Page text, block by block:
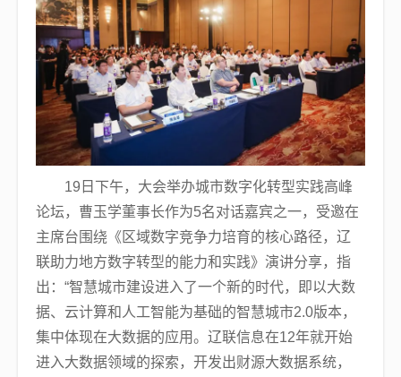
19日下午，大会举办城市数字化转型实践高峰
论坛，曹玉学董事长作为5名对话嘉宾之一，受邀在
主席台围绕《区域数字竞争力培育的核心路径，辽
联助力地方数字转型的能力和实践》演讲分享，指
出：“智慧城市建设进入了一个新的时代，即以大数
据、云计算和人工智能为基础的智慧城市2.0版本，
集中体现在大数据的应用。辽联信息在12年就开始
进入大数据领域的探索，开发出财源大数据系统，